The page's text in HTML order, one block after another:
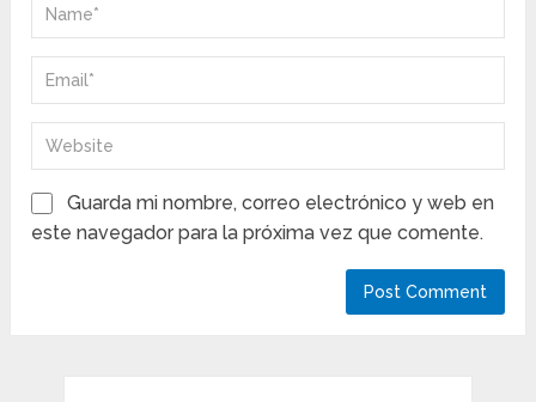
Guarda mi nombre, correo electrónico y web en
este navegador para la próxima vez que comente.